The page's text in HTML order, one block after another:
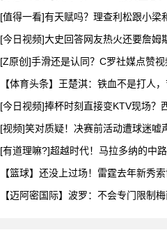
[有道理嘛?]超越时代！马拉多纳的中路